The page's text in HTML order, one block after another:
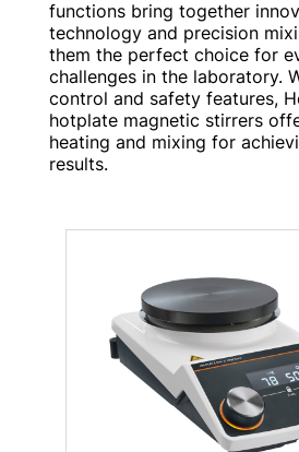
functions bring together
technology and precision
them the perfect choice for
challenges in the laboratory.
control and safety features,
hotplate magnetic stirrers
heating and mixing for
results.